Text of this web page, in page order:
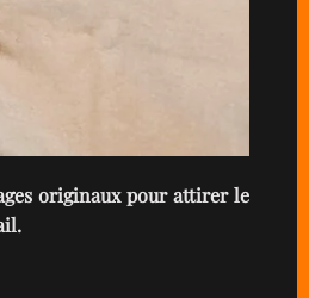
originaux pour attirer le